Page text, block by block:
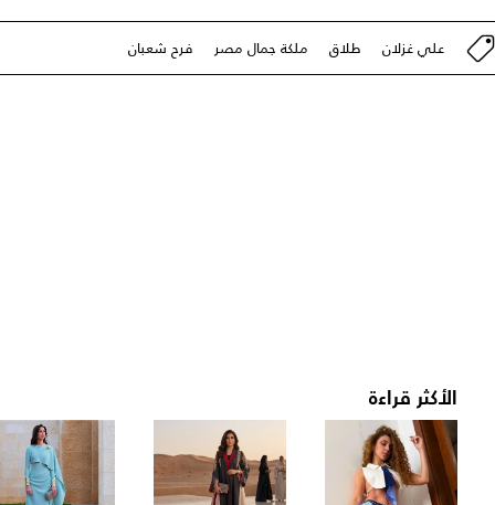
علي غزلان طلاق ملكة جمال مصر فرح شعبان
الأكثر قراءة